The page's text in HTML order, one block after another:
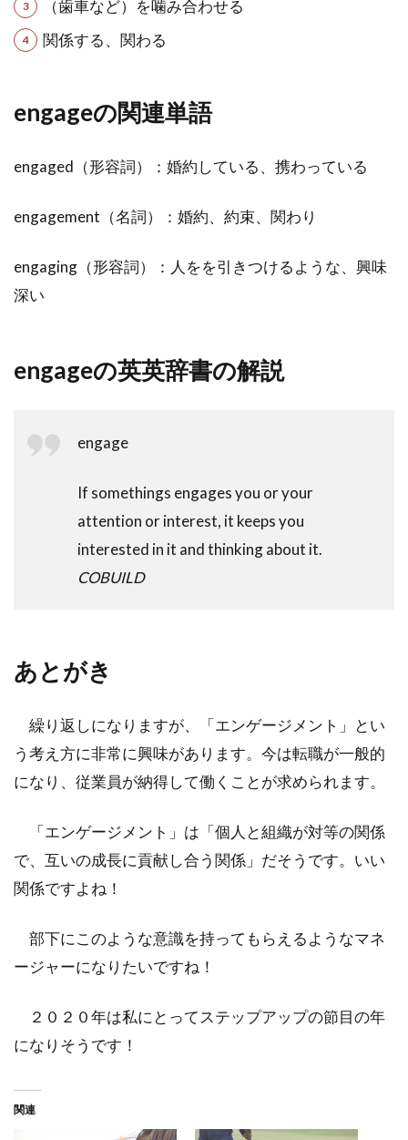
（歯車など）を噛み合わせる
関係する、関わる
engageの関連単語
engaged（形容詞）：婚約している、携わっている
engagement（名詞）：婚約、約束、関わり
engaging（形容詞）：人をを引きつけるような、興味
深い
engageの英英辞書の解説
engage
If somethings engages you or your
attention or interest, it keeps you
interested in it and thinking about it.
COBUILD
あとがき
繰り返しになりますが、「エンゲージメント」とい
う考え方に非常に興味があります。今は転職が一般的
になり、従業員が納得して働くことが求められます。
「エンゲージメント」は「個人と組織が対等の関係
で、互いの成長に貢献し合う関係」だそうです。いい
関係ですよね！
部下にこのような意識を持ってもらえるようなマネ
ージャーになりたいですね！
２０２０年は私にとってステップアップの節目の年
になりそうです！
関連